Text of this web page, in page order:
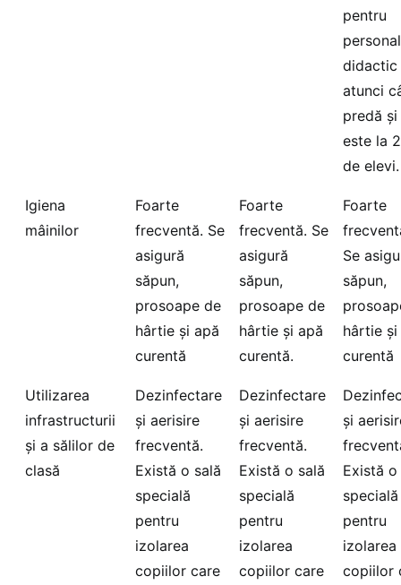
pentru
didactic
atunci
predă și
este la
de elevi.
Igiena
mâinilor
Foarte
frecventă. Se
asigură
săpun,
prosoape de
hârtie și apă
curentă
Foarte
frecventă. Se
asigură
săpun,
prosoape de
hârtie și apă
curentă.
Foarte
Se
săpun,
hârtie și
curentă
Utilizarea
infrastructurii
și a sălilor de
clasă
Dezinfectare
și aerisire
frecventă.
Există o sală
specială
pentru
izolarea
copiilor care
Dezinfectare
și aerisire
frecventă.
Există o sală
specială
pentru
izolarea
copiilor care
și
Există o
specială
pentru
izolarea
copiilor